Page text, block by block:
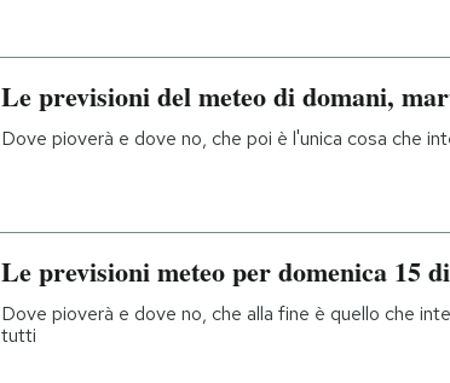
Le previsioni del meteo di domani,
Dove pioverà e dove no, che poi è l'unica cosa che
Le previsioni meteo per domenica 15
Dove pioverà e dove no, che alla fine è quello che
tutti